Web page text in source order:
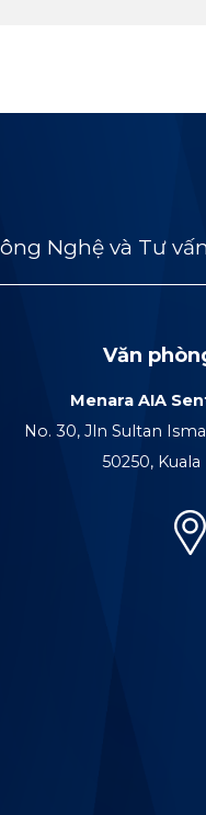
Nghệ và Tư
Văn
Menara AIA
No. 30, Jln Sultan
50250,